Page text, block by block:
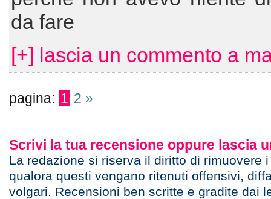
da fare
[+] lascia un commento a
pagina: 1 2 »
Scrivi la tua recensione oppure lascia
La redazione si riserva il diritto di rimuovere
qualora questi vengano ritenuti offensivi,
volgari. Recensioni ben scritte e gradite dai